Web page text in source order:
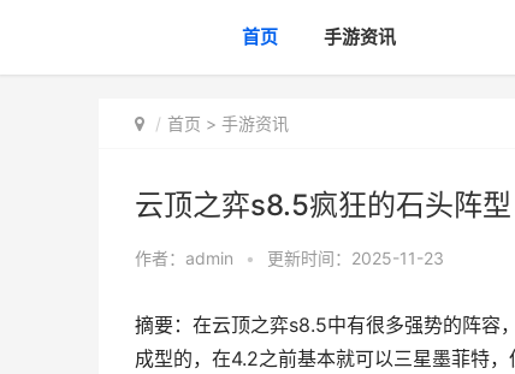
首页 手游资讯
首页 > 手游资讯
云顶之弈s8.5疯狂的石头阵
作者： admin • 更新时间：2025-11-23
摘要：在云顶之弈s8.5中有很多强势的阵容
成型的，在4.2之前基本就可以三星墨菲特